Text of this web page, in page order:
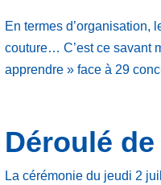
En termes d’organisation,
couture… C’est ce savant
apprendre » face à 29
Déroulé
La cérémonie du jeudi 2